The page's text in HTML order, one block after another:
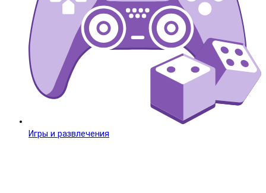
Игры и развлечения